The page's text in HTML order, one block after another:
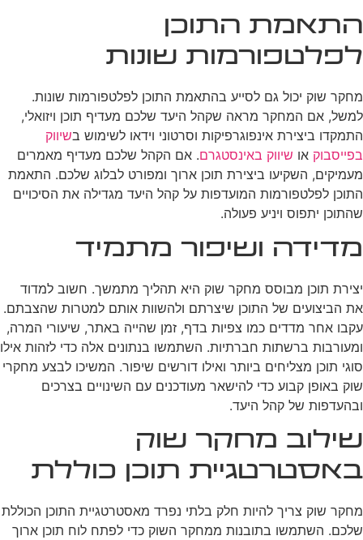
התאמת התוכן
לפלטפורמות שונות
מחקר שוק יכול גם לסייע בהתאמת התוכן לפלטפורמות שונות.
למשל, אם המחקר מראה שקהל היעד שלכם מעדיף תוכן ויזואלי,
התמקדו ביצירת אינפוגרפיקות וסרטוני וידאו לשימוש בשיווק
בפייסבוק או שיווק באינסטגרם. אם הקהל שלכם מעדיף מאמרים
מעמיקים, השקיעו ביצירת תוכן ארוך ומפורט לבלוג שלכם. התאמת
התוכן לפלטפורמות המועדפות על קהל היעד מגדילה את הסיכויים
שהתוכן יתפוס ויניע פעולה.
מדידה ושיפור מתמיד
יצירת תוכן מבוסס מחקר שוק היא תהליך מתמשך. חשוב למדוד
את הביצועים של התוכן שיצרתם ולהשוות אותם למטרות שהצבתם.
עקבו אחר מדדים כמו צפיות בדף, זמן שהייה באתר, שיעורי המרה,
ומעורבות ברשתות חברתיות. השתמשו בנתונים אלה כדי לזהות אילו
סוגי תוכן מצליחים ביותר ואילו דורשים שיפור. המשיכו לבצע מחקרי
שוק באופן קבוע כדי להישאר מעודכנים עם השינויים בצרכים
ובהעדפות של קהל היעד.
שילוב מחקר שוק
באסטרטגיית תוכן כוללת
מחקר שוק צריך להיות חלק בלתי נפרד מאסטרטגיית התוכן הכוללת
שלכם. השתמשו בתובנות ממחקר השוק כדי לפתח לוח תוכן ארוך